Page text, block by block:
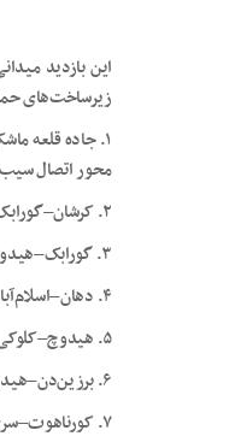
این بازدید
زیرساخت‌های
محور اتصال
۲. کرشان–گورابک–گنزوک و مسیر آنتنی مانیکوک: برنامه‌ریزی برای اتمام عملیات اجرایی.
۳. گورابک–هیدوچ: قول مساعد برای بازگشایی مسیر.
۴. دهان–اسلام‌آباد: تسریع روند پیشرفت پروژه.
۵. هیدوچ–کلوکی: اجرای پروژه با تأمین اعتبار.
۶. برزین‌دن–هیدوچ: تکمیل عملیات راه‌سازی.
۷. کورناهوت–سری‌آباد–زیارت: برنامه‌ریزی برای آسفالت مسیر.